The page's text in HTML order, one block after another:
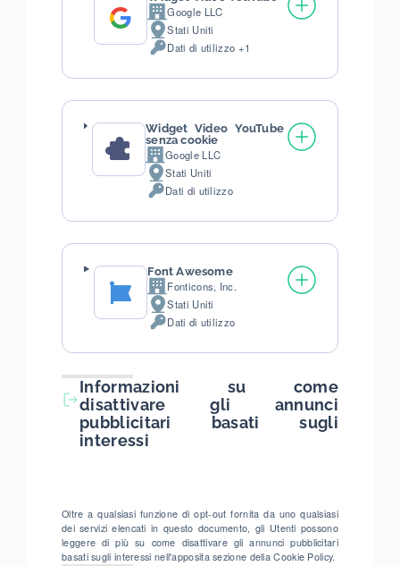
Azienda:Google LLC
Luogo
del
Stati Uniti
Dati
trattati:
Dati di utilizzo +1
Widget Video YouTube
senza cookie
Azienda:Google LLC
Luogo
del
Stati Uniti
Dati
trattati:
Dati di utilizzo
Font Awesome
Azienda:Fonticons, Inc.
Luogo
del
Stati Uniti
Dati
trattati:
Dati di utilizzo
Informazioni su come
disattivare gli annunci
pubblicitari basati sugli
interessi
Oltre a qualsiasi funzione di opt-out fornita da uno qualsiasi
dei servizi elencati in questo documento, gli Utenti possono
leggere di più su come disattivare gli annunci pubblicitari
basati sugli interessi nell'apposita sezione della Cookie Policy.